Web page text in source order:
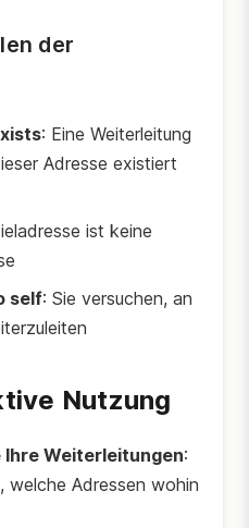
der
: Eine Weiterleitung
Adresse existiert
ist keine
self: Sie versuchen, an
Nutzung
Ihre Weiterleitungen:
welche Adressen wohin